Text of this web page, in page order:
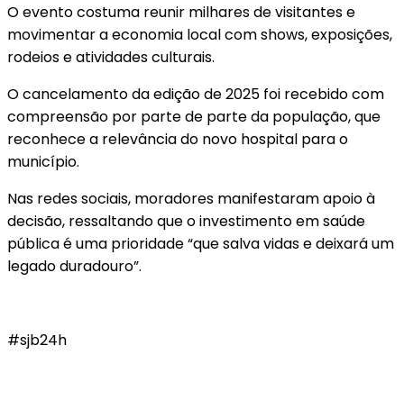
O evento costuma reunir milhares de visitantes e
movimentar a economia local com shows, exposições,
rodeios e atividades culturais.
O cancelamento da edição de 2025 foi recebido com
compreensão por parte de parte da população, que
reconhece a relevância do novo hospital para o
município.
Nas redes sociais, moradores manifestaram apoio à
decisão, ressaltando que o investimento em saúde
pública é uma prioridade “que salva vidas e deixará um
legado duradouro”.
#sjb24h